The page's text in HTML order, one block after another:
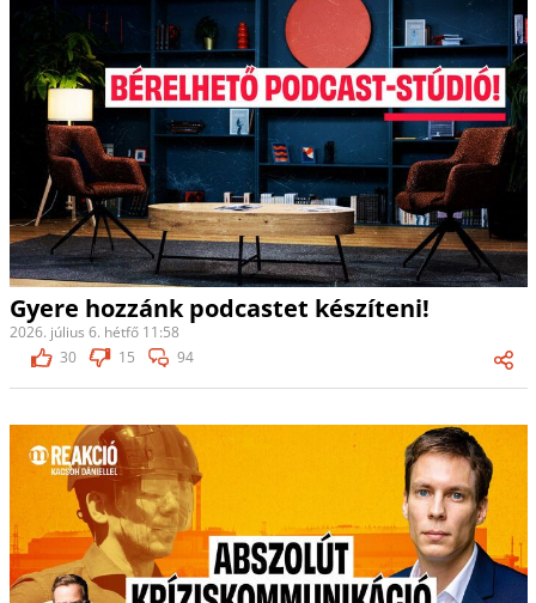
Gyere hozzánk podcastet készíteni!
2026. július 6. hétfő 11:58
30
15 94